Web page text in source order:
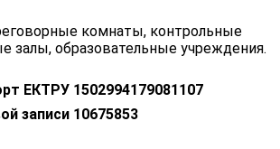
комнаты, контрольные
залы, образовательные учреждения.
ЕКТРУ 1502994179081107
записи 10675853